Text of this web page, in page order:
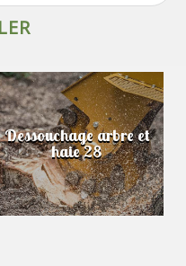
Dessouchage arbre et
haie 28